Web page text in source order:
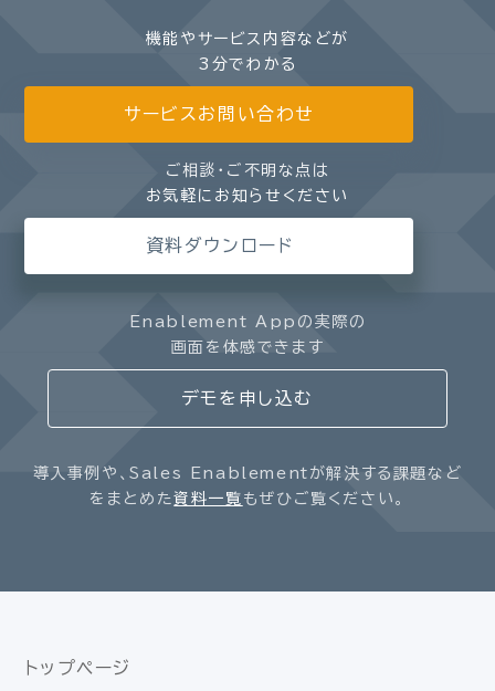
機能やサービス内容などが
3分でわかる
サービスお問い合わせ
ご相談・ご不明な点は
お気軽にお知らせください
資料ダウンロード
Enablement Appの実際の
画面を体感できます
デモを申し込む
導入事例や、Sales Enablementが解決する課題など
をまとめた資料一覧 もぜひご覧ください。
トップページ